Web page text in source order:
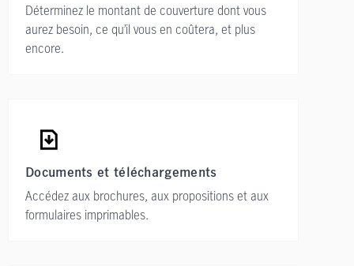
Déterminez le montant de couverture dont vous
aurez besoin, ce qu’il vous en coûtera, et plus
encore.
Documents et téléchargements
Accédez aux brochures, aux propositions et aux
formulaires imprimables.